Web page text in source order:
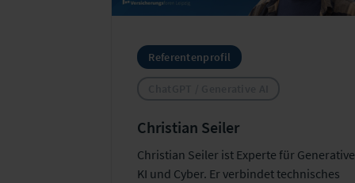
Referentenprofil
Christian Seiler
Christian Seiler ist Experte für Generative
KI und Cyber. Er verbindet technisches